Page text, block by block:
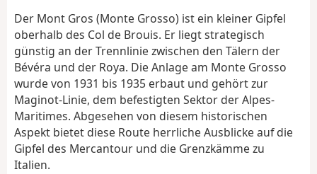
Der Mont Gros (Monte Grosso) ist ein kleiner Gipfel
oberhalb des Col de Brouis. Er liegt strategisch
günstig an der Trennlinie zwischen den Tälern der
Bévéra und der Roya. Die Anlage am Monte Grosso
wurde von 1931 bis 1935 erbaut und gehört zur
Maginot-Linie, dem befestigten Sektor der Alpes-
Maritimes. Abgesehen von diesem historischen
Aspekt bietet diese Route herrliche Ausblicke auf die
Gipfel des Mercantour und die Grenzkämme zu
Italien.